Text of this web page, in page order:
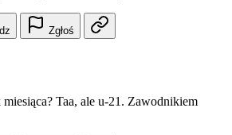
Zgłoś
Taa, ale u-21. Zawodnikiem